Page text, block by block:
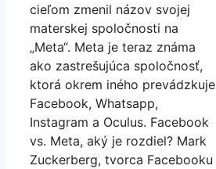
cieľom zmenil názov svojej
materskej spoločnosti na
„Meta“. Meta je teraz známa
ako zastrešujúca spoločnosť,
ktorá okrem iného prevádzkuje
Facebook, Whatsapp,
Instagram a Oculus. Facebook
vs. Meta, aký je rozdiel? Mark
Zuckerberg, tvorca Facebooku